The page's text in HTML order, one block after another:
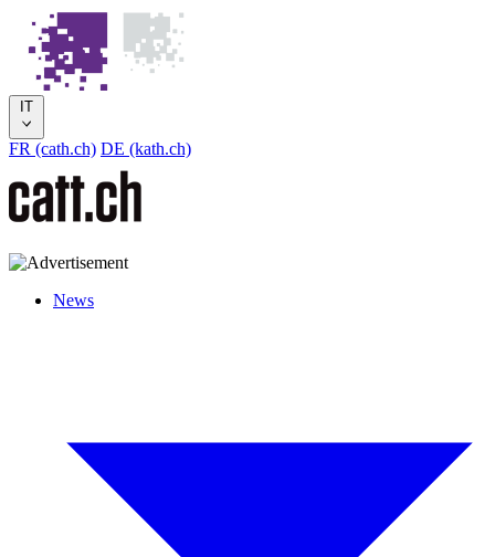
IT
FR (cath.ch) DE (kath.ch)
News